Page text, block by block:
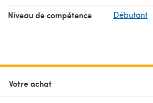
Niveau de compétence Débutant
Votre achat